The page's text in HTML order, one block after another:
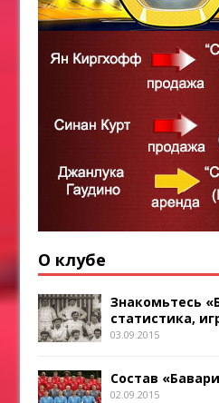
О клубе
Знакомьтесь
статистика,
03.09.2015
Состав
02.09.2015